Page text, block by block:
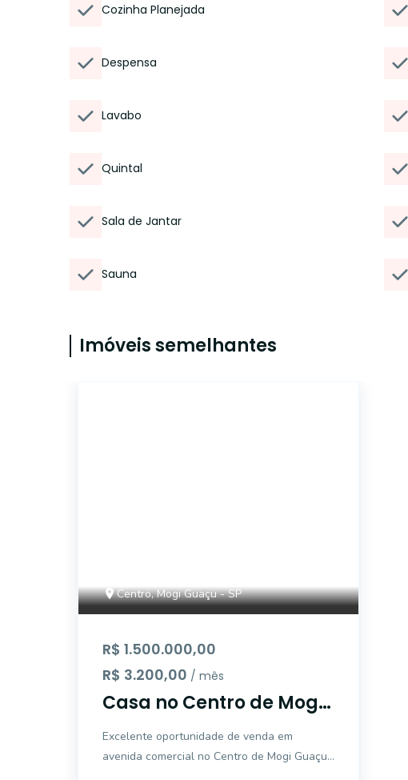
Cozinha Planejada
Despensa
Lavabo
Quintal
Sala de Jantar
Sauna
Imóveis semelhantes
Centro, Mogi Guaçu - SP
R$ 1.500.000,00
R$ 3.200,00 / mês
Casa no Centro de Mogi
Guaçu pode ser
residencial e comercial.
Excelente oportunidade de venda em
avenida comercial no Centro de Mogi Guaçu!